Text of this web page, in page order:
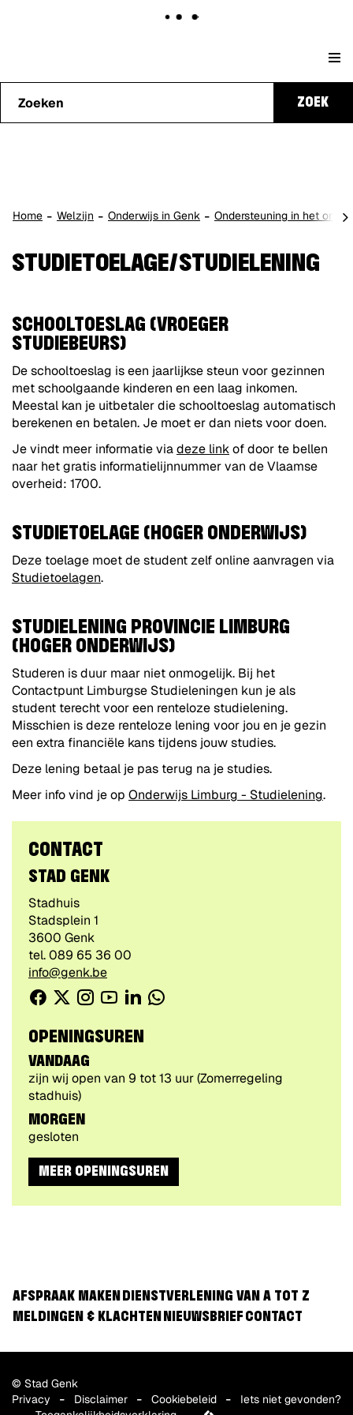
Genk
kunnen
we je
ZOEK
Home Welzijn Onderwijs in Genk Ondersteuning in het
STUDIETOELAGE/STUDIELENING
SCHOOLTOESLAG (VROEGER
STUDIEBEURS)
De schooltoeslag is een jaarlijkse steun voor gezinnen
met schoolgaande kinderen en een laag inkomen.
Meestal kan je uitbetaler die schooltoeslag automatisch
berekenen en betalen. Je moet er dan niets voor doen.
Je vindt meer informatie viadeze linkof door te bellen
naar het gratis informatielijnnummer van de Vlaamse
overheid: 1700.
STUDIETOELAGE (HOGER ONDERWIJS)
Deze toelage moet de student zelf online aanvragen via
Studietoelagen.
STUDIELENING PROVINCIE LIMBURG
(HOGER ONDERWIJS)
Studeren is duur maar niet onmogelijk. Bij het
Contactpunt Limburgse Studieleningen kun je als
student terecht voor een renteloze studielening.
Misschien is deze renteloze lening voor jou en je gezin
een extra financiële kans tijdens jouw studies.
Deze lening betaal je pas terug na je studies.
Meer info vind je op Onderwijs Limburg - Studielening.
CONTACT
STAD GENK
Gebouw
Stadhuis
Adres
Stadsplein 1
,3600 Genk
tel. 089 65 36 00
E-
mail
info@genk.be
CONTACTEER
VOLG
ONS
VIA
Facebook
TwitterInstagram
YoutubeLinkedinWhatsApp
OPENINGSUREN
VANDAAG
zijn wij open van 9 tot13 uur(Zomerregeling
stadhuis)
MORGEN
gesloten
MEER OPENINGSUREN
AFSPRAAK MAKEN
DIENSTVERLENING VAN A TOT Z
MELDINGEN & KLACHTEN
NIEUWSBRIEF CONTACT
© Stad Genk
Privacy
Disclaimer Cookiebeleid
Iets niet gevonden?